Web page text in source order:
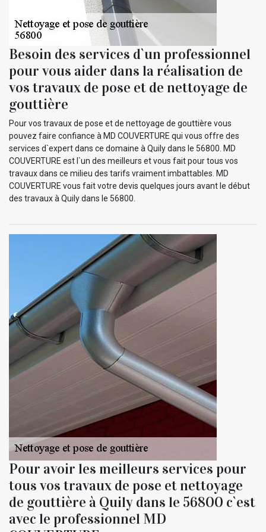
Besoin des services d`un professionnel
pour vous aider dans la réalisation de
vos travaux de pose et de nettoyage de
gouttière
Pour vos travaux de pose et de nettoyage de gouttière vous
pouvez faire confiance à MD COUVERTURE qui vous offre des
services d`expert dans ce domaine à Quily dans le 56800. MD
COUVERTURE est l`un des meilleurs et vous fait pour tous vos
travaux dans ce milieu des tarifs vraiment imbattables. MD
COUVERTURE vous fait votre devis quelques jours avant le début
des travaux à Quily dans le 56800.
Pour avoir les meilleurs services pour
tous vos travaux de pose et nettoyage
de gouttière à Quily dans le 56800 c`est
avec le professionnel MD